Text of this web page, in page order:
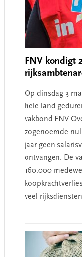
FNV kondigt
Op dinsdag 3
hele land
vakbond FNV
zogenoemde
jaar geen
ontvangen. De
160.000
veel